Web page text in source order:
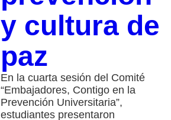
y cultura de
paz
En la cuarta sesión del Comité
“Embajadores, Contigo en la
Prevención Universitaria”,
estudiantes presentaron